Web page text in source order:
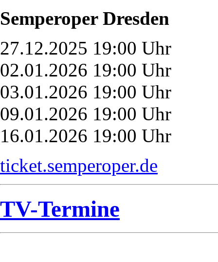
Semperoper Dresden
27.12.2025 19:00 Uhr
02.01.2026 19:00 Uhr
03.01.2026 19:00 Uhr
09.01.2026 19:00 Uhr
16.01.2026 19:00 Uhr
ticket.semperoper.de
TV-Termine